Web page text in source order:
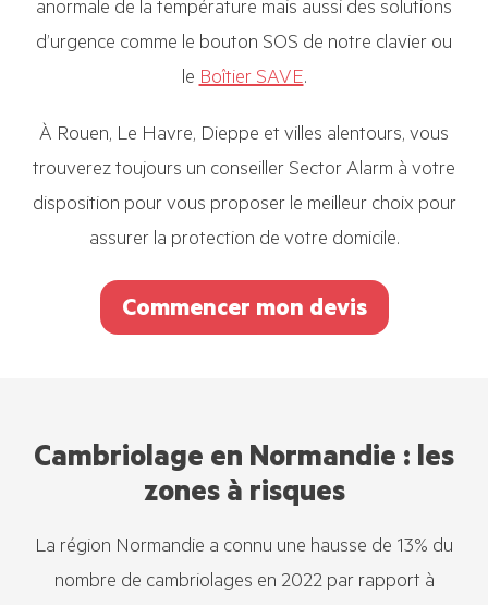
anormale de la température mais aussi des solutions
d’urgence comme le bouton SOS de notre clavier ou
leBoîtier SAVE.
À Rouen, Le Havre, Dieppe et villes alentours, vous
trouverez toujours un conseiller Sector Alarm à votre
disposition pour vous proposer le meilleur choix pour
assurer la protection de votre domicile.
Commencer mon devis
Cambriolage en Normandie : les
zones à risques
La région Normandie a connu une hausse de 13% du
nombre de cambriolages en 2022 par rapport à